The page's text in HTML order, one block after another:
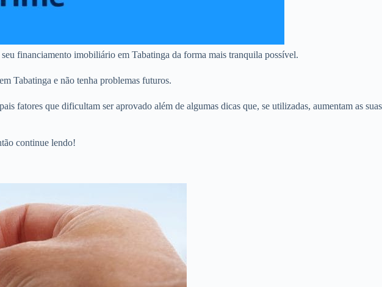
financiamento imobiliário em Tabatinga da forma mais tranquila possível.
Tabatinga e não tenha problemas futuros.
fatores que dificultam ser aprovado além de algumas dicas que, se utilizadas, aumentam as suas
continue lendo!